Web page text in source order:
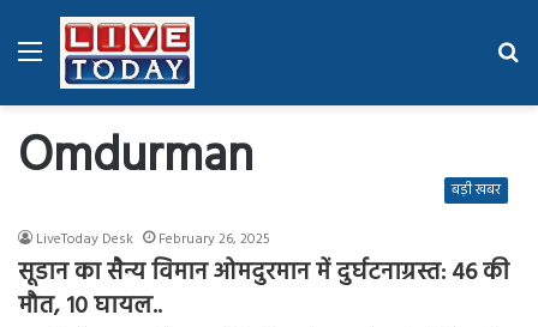
Menu
Omdurman बड़ी खबर
LiveToday Desk February 26, 2025
सूडान का सैन्य विमान ओमदुरमान में दुर्घटनाग्रस्त: 46 की
मौत, 10 घायल..